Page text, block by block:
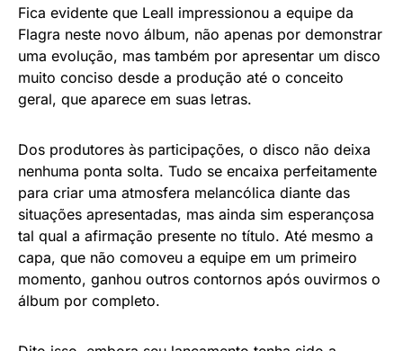
Fica evidente que Leall impressionou a equipe da
Flagra neste novo álbum, não apenas por demonstrar
uma evolução, mas também por apresentar um disco
muito conciso desde a produção até o conceito
geral, que aparece em suas letras.
Dos produtores às participações, o disco não deixa
nenhuma ponta solta. Tudo se encaixa perfeitamente
para criar uma atmosfera melancólica diante das
situações apresentadas, mas ainda sim esperançosa
tal qual a afirmação presente no título. Até mesmo a
capa, que não comoveu a equipe em um primeiro
momento, ganhou outros contornos após ouvirmos o
álbum por completo.